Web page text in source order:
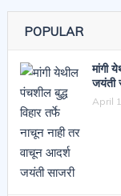
POPULAR
मांगी
जयंती
April